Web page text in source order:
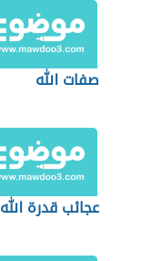
صفات الله
عجائب قدرة الله